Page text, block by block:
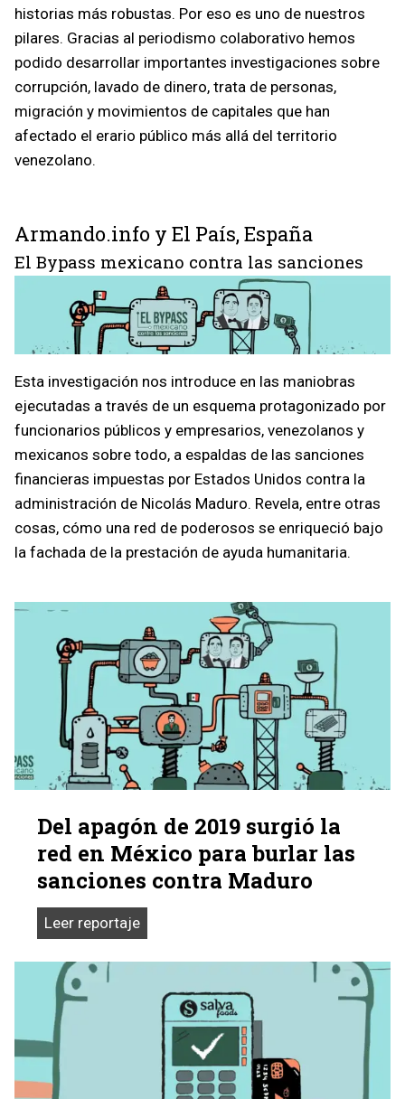
historias más robustas. Por eso es uno de nuestros
pilares. Gracias al periodismo colaborativo hemos
podido desarrollar importantes investigaciones sobre
corrupción, lavado de dinero, trata de personas,
migración y movimientos de capitales que han
afectado el erario público más allá del territorio
venezolano.
Armando.info y El País, España
El Bypass mexicano contra las sanciones
Esta investigación nos introduce en las maniobras
ejecutadas a través de un esquema protagonizado por
funcionarios públicos y empresarios, venezolanos y
mexicanos sobre todo, a espaldas de las sanciones
financieras impuestas por Estados Unidos contra la
administración de Nicolás Maduro. Revela, entre otras
cosas, cómo una red de poderosos se enriqueció bajo
la fachada de la prestación de ayuda humanitaria.
Del apagón de 2019 surgió la
red en México para burlar las
sanciones contra Maduro
Leer reportajeDel
2019
surgió
red